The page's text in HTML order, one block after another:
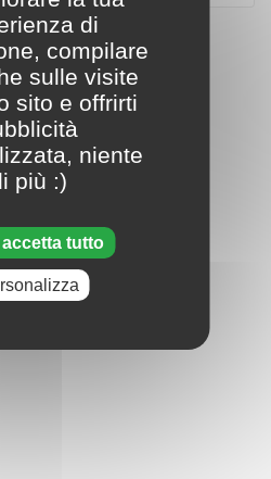
di
compilare
sulle visite
sito e offrirti
niente
più :)
accetta tutto